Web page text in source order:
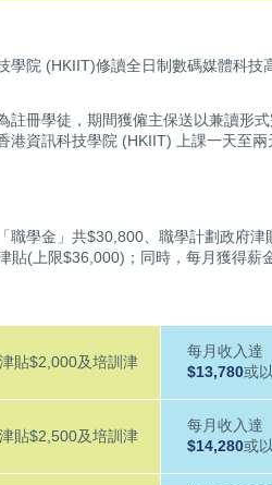
學院 (HKIIT)修讀全日制數碼媒體科技
註冊學徒，期間獲僱主保送以兼讀形
港資訊科技學院 (HKIIT) 上課一天至兩
職學金」共$30,800、職學計劃政府津
貼(上限$36,000)；同時，每月獲得薪
貼$2,000及培訓津
每月收入達
$13,780或
貼$2,500及培訓津
每月收入達
$14,280或